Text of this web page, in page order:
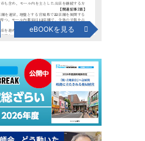
eBOOKを見る